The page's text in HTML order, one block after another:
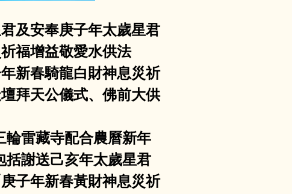
及安奉庚子年太歲星君
福增益敬愛水供法
新春騎龍白財神息災祈
拜天公儀式、佛前大供
雷藏寺配合農曆新年
括謝送己亥年太歲星君
子年新春黃財神息災祈